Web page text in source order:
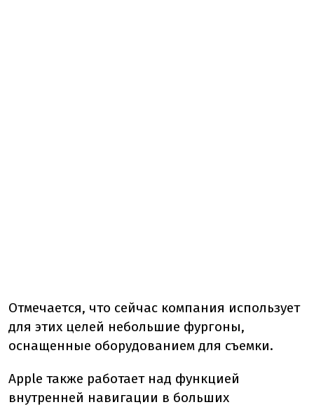
Отмечается, что сейчас компания использует
для этих целей небольшие фургоны,
оснащенные оборудованием для съемки.
Apple также работает над функцией
внутренней навигации в больших